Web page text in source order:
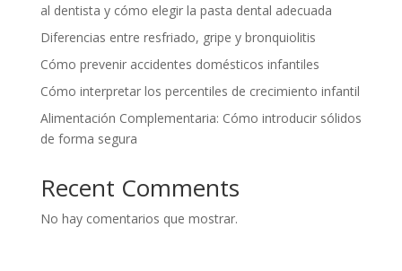
al dentista y cómo elegir la pasta dental adecuada
Diferencias entre resfriado, gripe y bronquiolitis
Cómo prevenir accidentes domésticos infantiles
Cómo interpretar los percentiles de crecimiento infantil
Alimentación Complementaria: Cómo introducir sólidos
de forma segura
Recent Comments
No hay comentarios que mostrar.